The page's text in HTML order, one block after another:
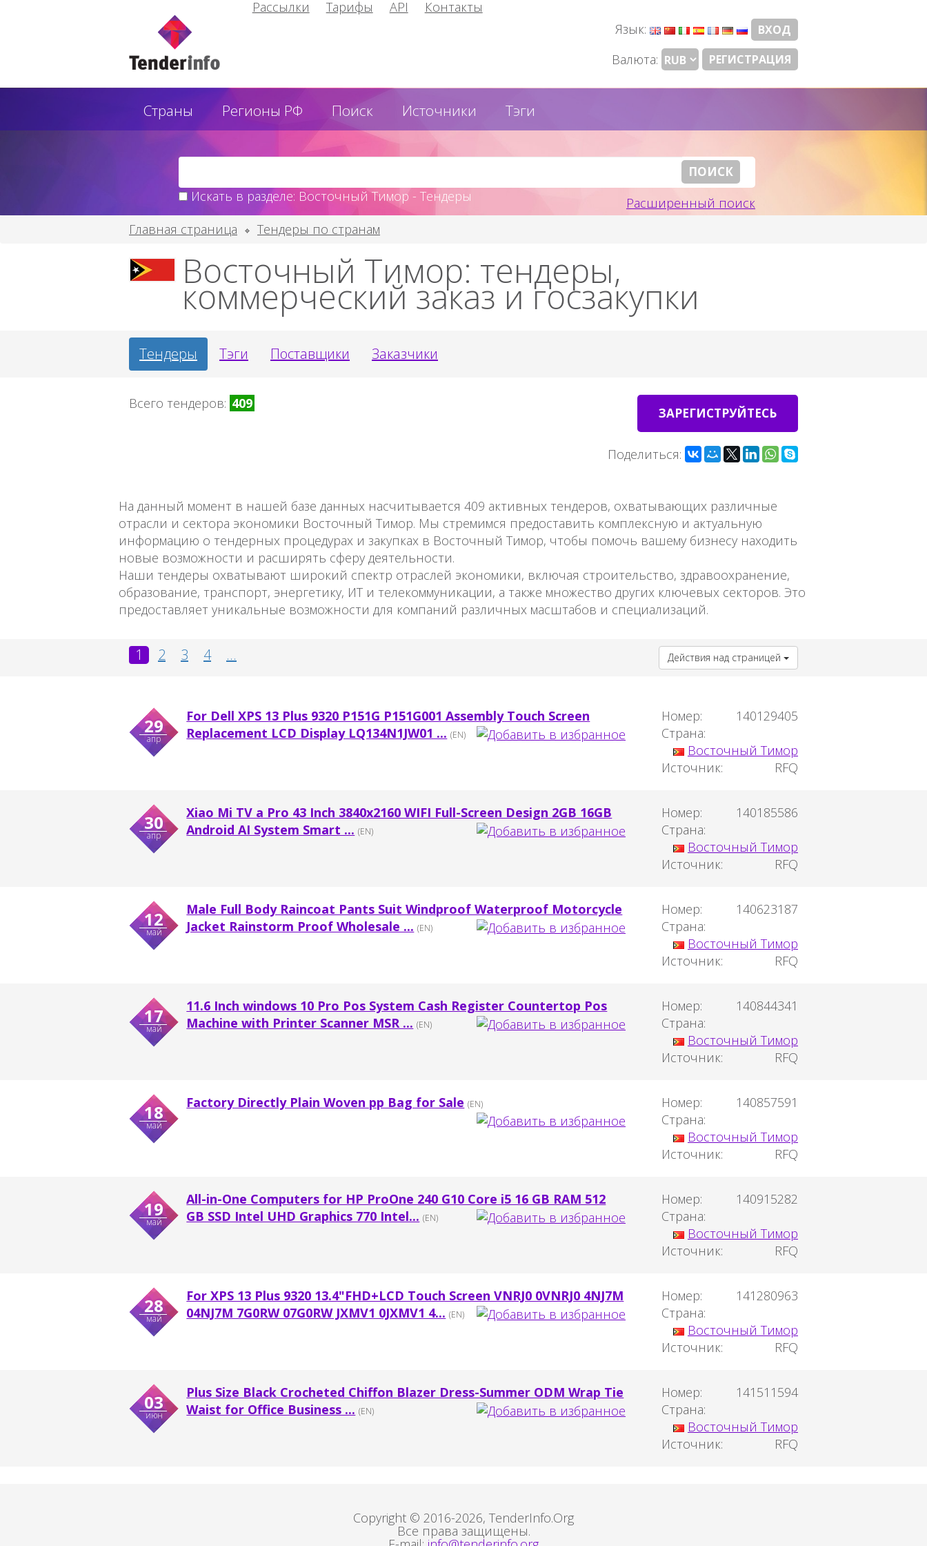
Рассылки Тарифы API
Контакты
Язык:
ВХОД
Валюта: РЕГИСТРАЦИЯ
Страны Регионы РФ Поиск Источники Тэги
Искать в разделе: Восточный Тимор - Тендеры
Расширенный поиск
Главная страница
Тендеры по странам
Восточный Тимор: тендеры,
коммерческий заказ и госзакупки
Тендеры Тэги Поставщики Заказчики
Всего тендеров: 409
ЗАРЕГИСТРУЙТЕСЬ
Поделиться:
На данный момент в нашей базе данных насчитывается 409 активных тендеров, охватывающих различные
отрасли и сектора экономики Восточный Тимор. Мы стремимся предоставить комплексную и актуальную
информацию о тендерных процедурах и закупках в Восточный Тимор, чтобы помочь вашему бизнесу находить
новые возможности и расширять сферу деятельности.
Наши тендеры охватывают широкий спектр отраслей экономики, включая строительство, здравоохранение,
образование, транспорт, энергетику, ИТ и телекоммуникации, а также множество других ключевых секторов. Это
предоставляет уникальные возможности для компаний различных масштабов и специализаций.
1 2 3 4 ... Действия над страницей
29
апр
For Dell XPS 13 Plus 9320 P151G P151G001 Assembly Touch Screen
Replacement LCD Display LQ134N1JW01 ... (EN)
Номер:
140129405
Страна:
Восточный Тимор
Источник:
RFQ
30
апр
Xiao Mi TV a Pro 43 Inch 3840x2160 WIFI Full-Screen Design 2GB 16GB
Android AI System Smart ... (EN)
Номер:
140185586
Страна:
Восточный Тимор
Источник:
RFQ
12
май
Male Full Body Raincoat Pants Suit Windproof Waterproof Motorcycle
Jacket Rainstorm Proof Wholesale ... (EN)
Номер:
140623187
Страна:
Восточный Тимор
Источник:
RFQ
17
май
11.6 Inch windows 10 Pro Pos System Cash Register Countertop Pos
Machine with Printer Scanner MSR ... (EN)
Номер:
140844341
Страна:
Восточный Тимор
Источник:
RFQ
18
май
Factory Directly Plain Woven pp Bag for Sale (EN) Номер:
140857591
Страна:
Восточный Тимор
Источник:
RFQ
19
май
All-in-One Computers for HP ProOne 240 G10 Core i5 16 GB RAM 512
GB SSD Intel UHD Graphics 770 Intel... (EN)
Номер:
140915282
Страна:
Восточный Тимор
Источник:
RFQ
28
май
For XPS 13 Plus 9320 13.4"FHD+LCD Touch Screen VNRJ0 0VNRJ0 4NJ7M
04NJ7M 7G0RW 07G0RW JXMV1 0JXMV1 4... (EN)
Номер:
141280963
Страна:
Восточный Тимор
Источник:
RFQ
03
июн
Plus Size Black Crocheted Chiffon Blazer Dress-Summer ODM Wrap Tie
Waist for Office Business ... (EN)
Номер:
141511594
Страна:
Восточный Тимор
Источник:
RFQ
Copyright © 2016-2026, TenderInfo.Org
Все права защищены.